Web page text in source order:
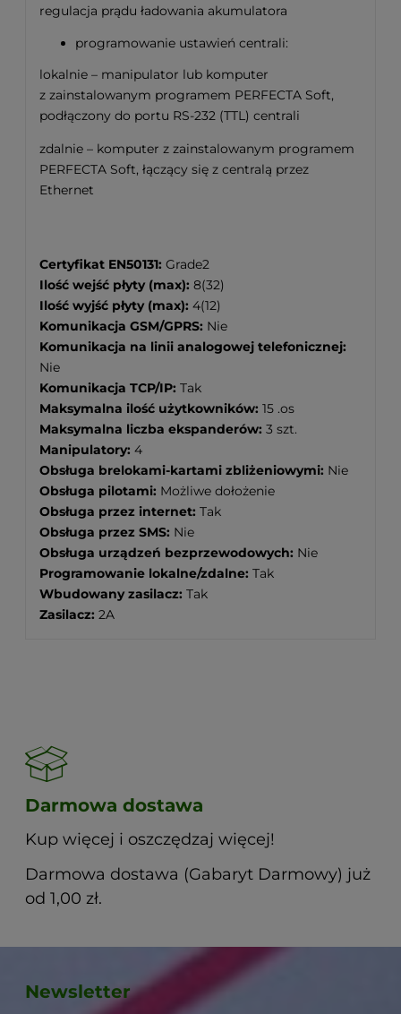
regulacja prądu ładowania akumulatora
programowanie ustawień centrali:
lokalnie – manipulator lub komputer
z zainstalowanym programem PERFECTA Soft,
podłączony do portu RS‑232 (TTL) centrali
zdalnie – komputer z zainstalowanym programem
PERFECTA Soft, łączący się z centralą przez
Ethernet
Certyfikat EN50131: Grade2
Ilość wejść płyty (max): 8(32)
Ilość wyjść płyty (max): 4(12)
Komunikacja GSM/GPRS: Nie
Komunikacja na linii analogowej telefonicznej:
Nie
Komunikacja TCP/IP: Tak
Maksymalna ilość użytkowników: 15 .os
Maksymalna liczba ekspanderów: 3 szt.
Manipulatory: 4
Obsługa brelokami-kartami zbliżeniowymi: Nie
Obsługa pilotami: Możliwe dołożenie
Obsługa przez internet: Tak
Obsługa przez SMS: Nie
Obsługa urządzeń bezprzewodowych: Nie
Programowanie lokalne/zdalne: Tak
Wbudowany zasilacz: Tak
Zasilacz: 2A
Darmowa dostawa
Kup więcej i oszczędzaj więcej!
Darmowa dostawa (Gabaryt Darmowy) już
od 1,00 zł.
Newsletter